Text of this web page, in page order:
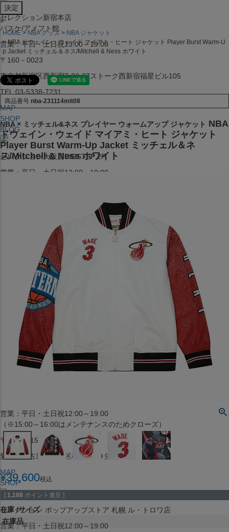
セレクション新宿本店
バスケ/アメフト館
営業：平日・土日祝13:00～19:00
〒160－0023
東京都新宿区西新宿7-22-37ストーク西新宿福星ビル105
TEL:03-5338-7231
MAP
SHOP
BLOG
セレクション大阪店BIGSTEP 2F
営業：平日・土日祝12:00～19:00
大阪府大阪市中央区西心斎橋1丁目6番14号
JR水道橋駅西口店
営業：土・日・祝日のみ 12:00-18:00
〒101-0061
東京都千代田区神田三崎町２丁目２２−１ 1F
営業：平日・土日祝12:00～19:00
（※15:00～16:00はメンテナンスのためクローズ）
〒453-0015
愛知県名古屋市中村区椿町６−９先
MAP
SHOP
セレクション ポップアップストア 札幌 ル・トロワ店
営業：平日・土日祝12:00～19:00
x
HOME NBA グッズ
NBA ジャケット
NBA ドウェイン・ウェイド マイアミ・ヒート ジャケット Player Burst Warm-U
p Jacket ミッチェル＆ネス/Mitchell & Ness ホワイト
商品番号 nba-231114mit08
NBA × ミッチェル&ネス プレイヤー ウォームアップ ジャケット NBA
ドウェイン・ウェイド マイアミ・ヒート ジャケット
Player Burst Warm-Up Jacket ミッチェル＆ネ
ス/Mitchell & Ness ホワイト
¥39,600税込
[ 1,188 ポイント進呈 ]
在庫 サイズ
在庫品